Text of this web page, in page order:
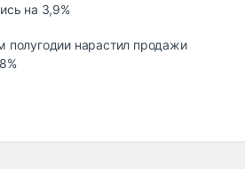
на 3,9%
полугодии нарастил продажи